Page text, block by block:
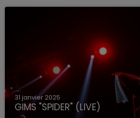
31 janvier 2025
GIMS "SPIDER" (LIVE)